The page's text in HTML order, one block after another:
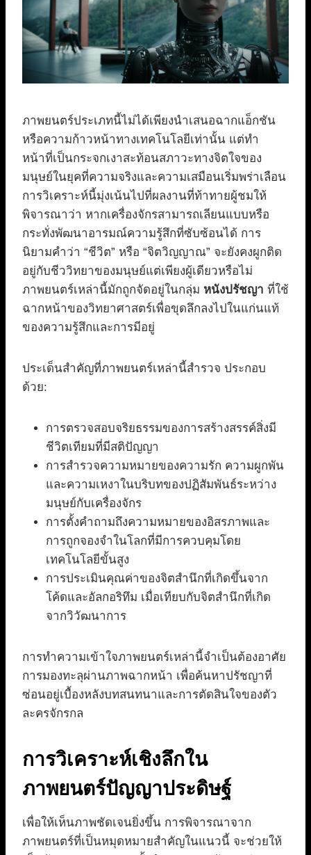
ภาพยนตร์ประเภทนี้ไม่ได้เพียงนำเสนอฉากแอ็กชัน
หรือความก้าวหน้าทางเทคโนโลยีเท่านั้น แต่ทำ
หน้าที่เป็นกระจกเงาสะท้อนสภาวะทางจิตใจของ
มนุษย์ในยุคที่ความจริงและความเสมือนเริ่มพร่าเลือน
การวิเคราะห์นี้มุ่งเน้นไปที่ผลงานที่ท้าทายผู้ชมให้
พิจารณาว่า หากเครื่องจักรสามารถเลียนแบบหรือ
กระทั่งพัฒนาอารมณ์ความรู้สึกที่ซับซ้อนได้ การ
นิยามคำว่า “ชีวิต” หรือ “จิตวิญญาณ” จะยังคงผูกติด
อยู่กับชีววิทยาของมนุษย์แต่เพียงผู้เดียวหรือไม่
ภาพยนตร์เหล่านี้มักถูกจัดอยู่ในกลุ่ม หนังปรัชญา ที่ใช้
ฉากหน้าของวิทยาศาสตร์เพื่อขุดลึกลงไปในแก่นแท้
ของความรู้สึกและการมีอยู่
ประเด็นสำคัญที่ภาพยนตร์เหล่านี้สำรวจ ประกอบ
ด้วย:
การตรวจสอบจริยธรรมของการสร้างสรรค์สิ่งมี
ชีวิตเทียมที่มีสติปัญญา
การสำรวจความหมายของความรัก ความผูกพัน
และความเหงาในบริบทของปฏิสัมพันธ์ระหว่าง
มนุษย์กับเครื่องจักร
การตั้งคำถามถึงความหมายของอิสรภาพและ
การถูกจองจำในโลกที่มีการควบคุมโดย
เทคโนโลยีขั้นสูง
การประเมินคุณค่าของจิตสำนึกที่เกิดขึ้นจาก
โค้ดและอัลกอริทึม เมื่อเทียบกับจิตสำนึกที่เกิด
จากวิวัฒนาการ
การทำความเข้าใจภาพยนตร์เหล่านี้จำเป็นต้องอาศัย
การมองทะลุผ่านภาพฉากหน้า เพื่อค้นหาปรัชญาที่
ซ่อนอยู่เบื้องหลังบทสนทนาและการตัดสินใจของตัว
ละครจักรกล
การวิเคราะห์เชิงลึกใน
ภาพยนตร์ปัญญาประดิษฐ์
เพื่อให้เห็นภาพชัดเจนยิ่งขึ้น การพิจารณาจาก
ภาพยนตร์ที่เป็นหมุดหมายสำคัญในแนวนี้ จะช่วยให้